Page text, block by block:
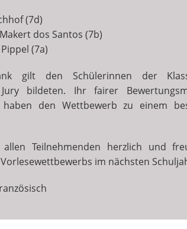
(7d)
dos Santos (7b)
(7a)
gilt den Schülerinnen der
Jury bildeten. Ihr fairer
den Wettbewerb zu einem
Teilnehmenden herzlich und
im nächsten